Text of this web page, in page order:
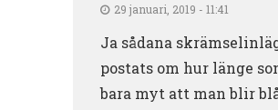
29 januari, 2019 - 11:41
Ja sådana
postats om hur länge
bara myt att man blir